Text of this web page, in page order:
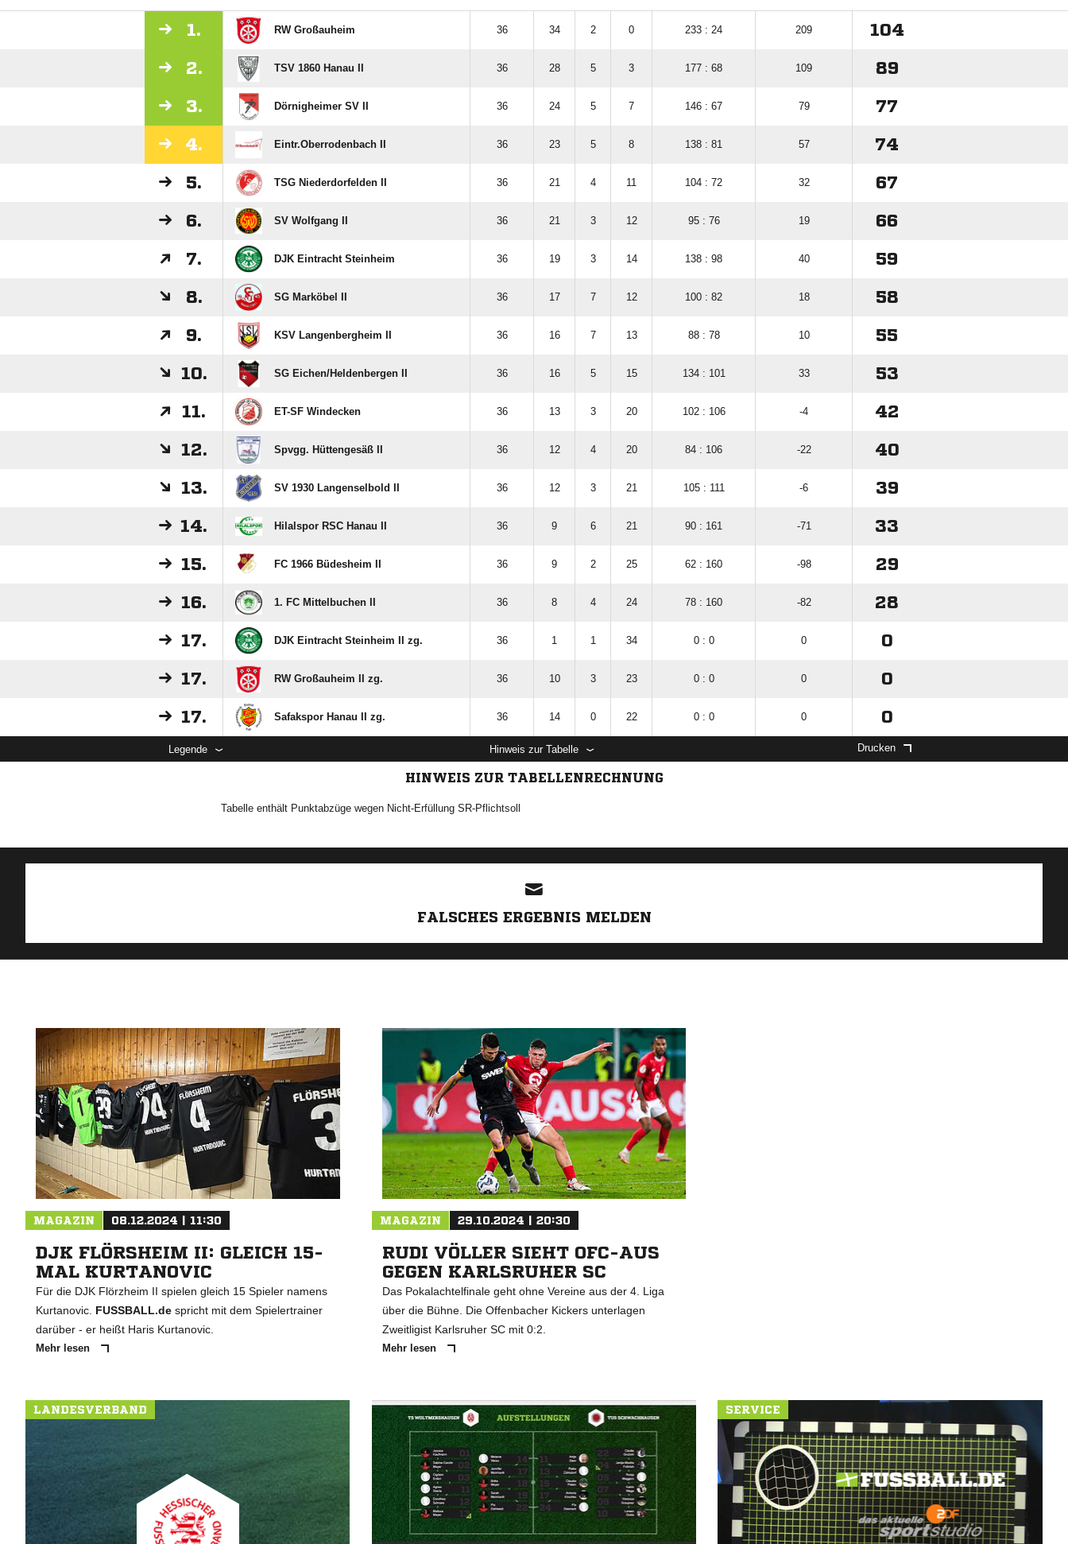
1. RW Großauheim 36 34 2 0 233 : 24 209 104
2. TSV 1860 Hanau II 36 28 5 3 177 : 68 109 89
3. Dörnigheimer SV II 36 24 5 7 146 : 67 79 77
4. Eintr.Oberrodenbach II 36 23 5 8 138 : 81 57 74
5. TSG Niederdorfelden II 36 21 4 11 104 : 72 32 67
6. SV Wolfgang II 36 21 3 12 95 : 76 19 66
7. DJK Eintracht Steinheim 36 19 3 14 138 : 98 40 59
8. SG Marköbel II 36 17 7 12 100 : 82 18 58
9. KSV Langenbergheim II 36 16 7 13 88 : 78 10 55
10. SG Eichen/​Heldenbergen II 36 16 5 15 134 : 101 33 53
11. ET-SF Windecken 36 13 3 20 102 : 106 -4 42
12. Spvgg. Hüttengesäß II 36 12 4 20 84 : 106 -22 40
13. SV 1930 Langenselbold II 36 12 3 21 105 : 111 -6 39
14. Hilalspor RSC Hanau II 36 9 6 21 90 : 161 -71 33
15. FC 1966 Büdesheim II 36 9 2 25 62 : 160 -98 29
16. 1. FC Mittelbuchen II 36 8 4 24 78 : 160 -82 28
17. DJK Eintracht Steinheim II zg. 36 1 1 34 0 : 0 0 0
17. RW Großauheim II zg. 36 10 3 23 0 : 0 0 0
17. Safakspor Hanau II zg. 36 14 0 22 0 : 0 0 0
Legende Hinweis zur Tabelle Drucken
HINWEIS ZUR TABELLENRECHNUNG
Tabelle enthält Punktabzüge wegen Nicht-Erfüllung SR-Pflichtsoll
FALSCHES ERGEBNIS MELDEN
MAGAZIN 08.12.2024 | 11:30
DJK FLÖRSHEIM II: GLEICH 15-
MAL KURTANOVIC
Für die DJK Flörzheim II spielen gleich 15 Spieler namens
Kurtanovic. FUSSBALL.de spricht mit dem Spielertrainer
darüber - er heißt Haris Kurtanovic.
Mehr lesen
MAGAZIN 29.10.2024 | 20:30
RUDI VÖLLER SIEHT OFC-AUS
GEGEN KARLSRUHER SC
Das Pokalachtelfinale geht ohne Vereine aus der 4. Liga
über die Bühne. Die Offenbacher Kickers unterlagen
Zweitligist Karlsruher SC mit 0:2.
Mehr lesen
LANDESVERBAND SERVICE